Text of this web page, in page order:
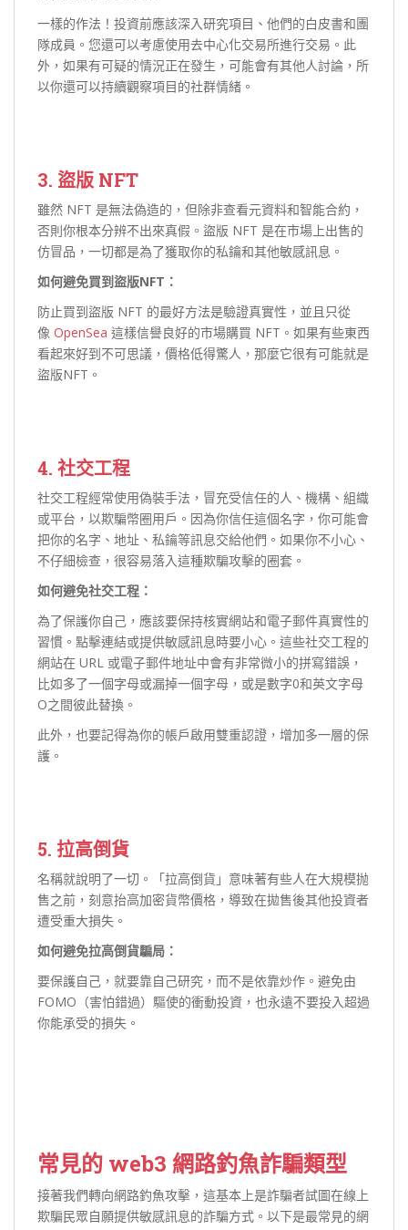
一樣的作法！投資前應該深入研究項目、他們的白皮書和團
隊成員。您還可以考慮使用去中心化交易所進行交易。此
外，如果有可疑的情況正在發生，可能會有其他人討論，所
以你還可以持續觀察項目的社群情緒。
3. 盜版 NFT
雖然 NFT 是無法偽造的，但除非查看元資料和智能合約，
否則你根本分辨不出來真假。盜版 NFT 是在市場上出售的
仿冒品，一切都是為了獲取你的私鑰和其他敏感訊息。
如何避免買到盜版NFT：
防止買到盜版 NFT 的最好方法是驗證真實性，並且只從
像 OpenSea 這樣信譽良好的市場購買 NFT。如果有些東西
看起來好到不可思議，價格低得驚人，那麼它很有可能就是
盜版NFT。
4. 社交工程
社交工程經常使用偽裝手法，冒充受信任的人、機構、組織
或平台，以欺騙幣圈用戶。因為你信任這個名字，你可能會
把你的名字、地址、私鑰等訊息交給他們。如果你不小心、
不仔細檢查，很容易落入這種欺騙攻擊的圈套。
如何避免社交工程：
為了保護你自己，應該要保持核實網站和電子郵件真實性的
習慣。點擊連結或提供敏感訊息時要小心。這些社交工程的
網站在 URL 或電子郵件地址中會有非常微小的拼寫錯誤，
比如多了一個字母或漏掉一個字母，或是數字0和英文字母
O之間彼此替換。
此外，也要記得為你的帳戶啟用雙重認證，增加多一層的保
護。
5. 拉高倒貨
名稱就說明了一切。「拉高倒貨」意味著有些人在大規模抛
售之前，刻意抬高加密貨幣價格，導致在拋售後其他投資者
遭受重大損失。
如何避免拉高倒貨騙局：
要保護自己，就要靠自己研究，而不是依靠炒作。避免由
FOMO（害怕錯過）驅使的衝動投資，也永遠不要投入超過
你能承受的損失。
常見的 web3 網路釣魚詐騙類型
接著我們轉向網路釣魚攻擊，這基本上是詐騙者試圖在線上
欺騙民眾自願提供敏感訊息的詐騙方式。以下是最常見的網